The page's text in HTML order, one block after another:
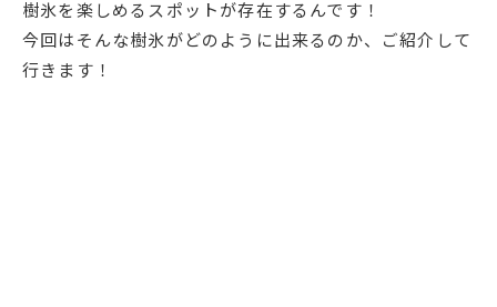
樹氷を楽しめるスポットが存在するんです！
今回はそんな樹氷がどのように出来るのか、ご紹介して
行きます！